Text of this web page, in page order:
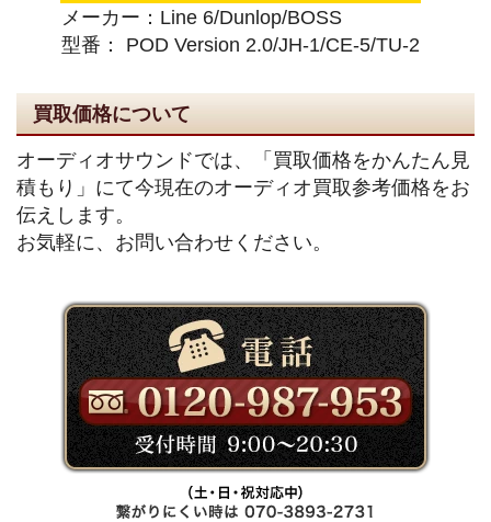
メーカー：Line 6/Dunlop/BOSS
型番： POD Version 2.0/JH-1/CE-5/TU-2
買取価格について
オーディオサウンドでは、「買取価格をかんたん見
積もり」にて今現在のオーディオ買取参考価格をお
伝えします。
お気軽に、お問い合わせください。